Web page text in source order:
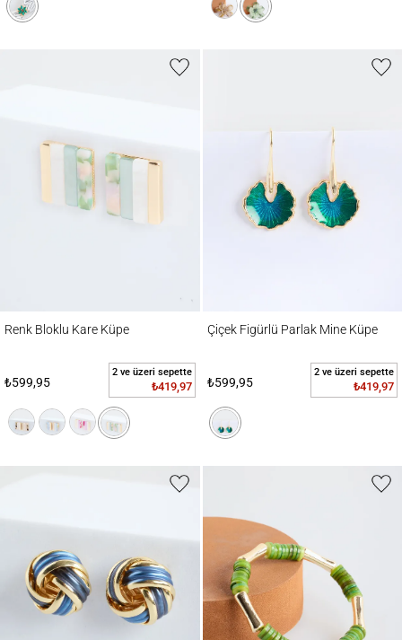
Renk Bloklu Kare Küpe
₺599,95
2 ve üzeri sepette
₺419,97
Çiçek Figürlü Parlak Mine Küpe
₺599,95
2 ve üzeri sepette
₺419,97